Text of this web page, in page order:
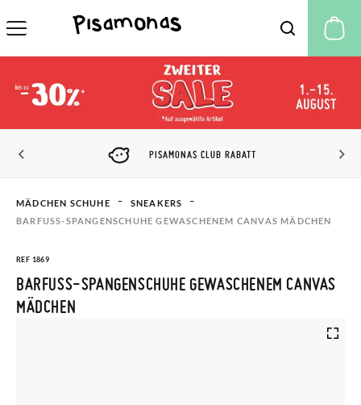
PISAMONAS CLUB RABATT
MÄDCHEN SCHUHE
SNEAKERS
BARFUSS-SPANGENSCHUHE GEWASCHENEM CANVAS MÄDCHEN
REF 1869
BARFUSS-SPANGENSCHUHE GEWASCHENEM CANVAS M
ÄDCHEN